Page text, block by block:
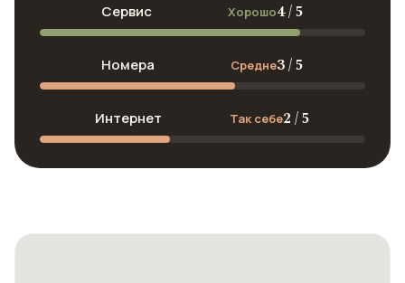
Сервис Хорошо4 / 5
Номера Средне3 / 5
Интернет Так себе2 / 5